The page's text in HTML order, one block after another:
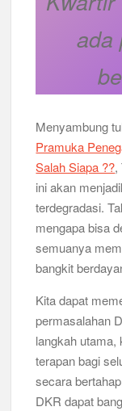
Musran X Kwarran
Pramuka yang
Peringanti
Kerja
ada
Menyambung
Pramuka
Salah Siapa ??,
ini akan
terdegradasi.
mengapa bisa
semuanya
bangkit
Kita dapat
permasalahan
langkah utama,
terapan bagi
secara
DKR dapat